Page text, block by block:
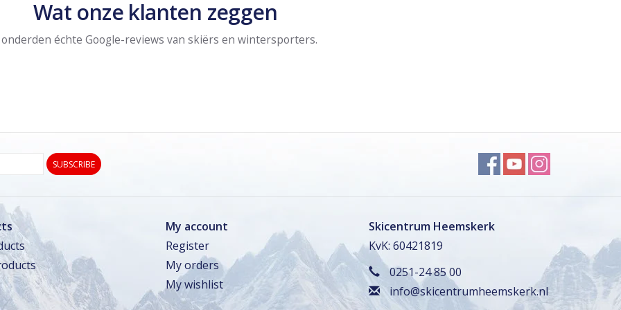
Wat onze klanten zeggen
échte Google-reviews van skiërs en wintersporters.
SUBSCRIBE
My account
Register
My orders
My wishlist
Skicentrum Heemskerk
KvK: 60421819
0251-24 85 00
info@skicentrumheemskerk.nl